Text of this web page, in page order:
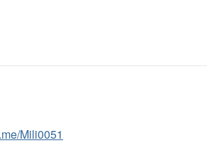
Mili0051